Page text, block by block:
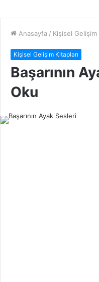
Anasayfa / Kişisel Gelişim
Kişisel Gelişim Kitapları
Başarının
Oku